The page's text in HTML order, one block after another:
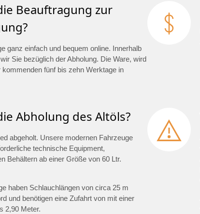
Beauftragung zur
ganz einfach und bequem online. Innerhalb
Sie bezüglich der Abholung. Die Ware, wird
kommenden fünf bis zehn Werktage in
Abholung des Altöls?
abgeholt. Unsere modernen Fahrzeuge
technische Equipment,
Behältern ab einer Größe von 60 Ltr.
haben Schlauchlängen von circa 25 m
und benötigen eine Zufahrt von mit einer
2,90 Meter.